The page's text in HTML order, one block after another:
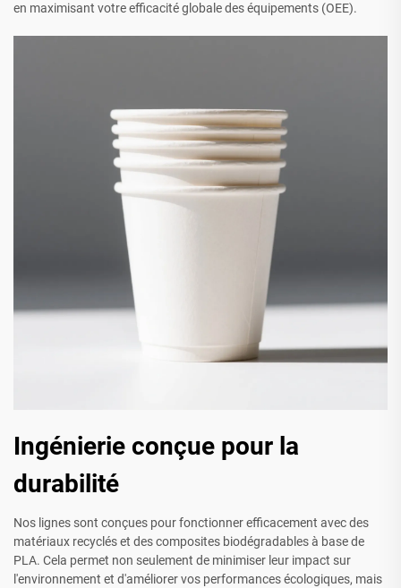
en maximisant votre efficacité globale des équipements (OEE).
Ingénierie conçue pour la
durabilité
Nos lignes sont conçues pour fonctionner efficacement avec des
matériaux recyclés et des composites biodégradables à base de
PLA. Cela permet non seulement de minimiser leur impact sur
l'environnement et d'améliorer vos performances écologiques, mais